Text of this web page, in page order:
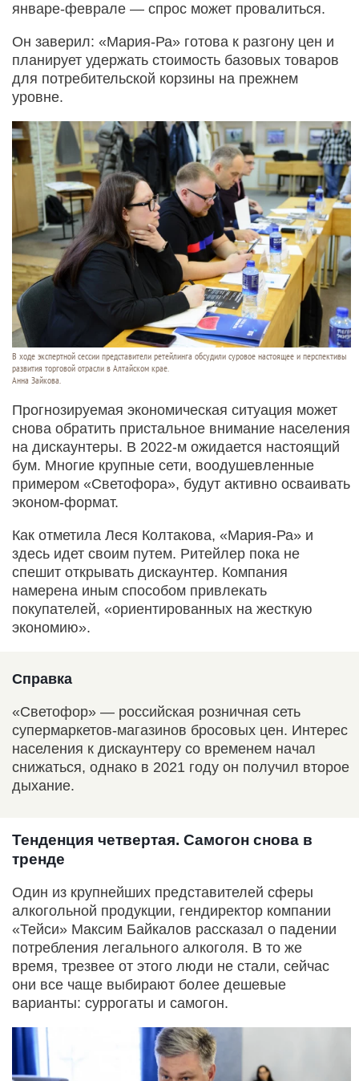
январе-феврале — спрос может провалиться.
Он заверил: «Мария-Ра» готова к разгону цен и
планирует удержать стоимость базовых товаров
для потребительской корзины на прежнем
уровне.
В ходе экспертной сессии представители ретейлинга обсудили суровое настоящее и перспективы
развития торговой отрасли в Алтайском крае.
Анна Зайкова.
Прогнозируемая экономическая ситуация может
снова обратить пристальное внимание населения
на дискаунтеры. В 2022-м ожидается настоящий
бум. Многие крупные сети, воодушевленные
примером «Светофора», будут активно осваивать
эконом-формат.
Как отметила Леся Колтакова, «Мария-Ра» и
здесь идет своим путем. Ритейлер пока не
спешит открывать дискаунтер. Компания
намерена иным способом привлекать
покупателей, «ориентированных на жесткую
экономию».
Справка
«Светофор» — российская розничная сеть
супермаркетов-магазинов бросовых цен. Интерес
населения к дискаунтеру со временем начал
снижаться, однако в 2021 году он получил второе
дыхание.
Тенденция четвертая. Самогон снова в
тренде
Один из крупнейших представителей сферы
алкогольной продукции, гендиректор компании
«Тейси» Максим Байкалов рассказал о падении
потребления легального алкоголя. В то же
время, трезвее от этого люди не стали, сейчас
они все чаще выбирают более дешевые
варианты: суррогаты и самогон.